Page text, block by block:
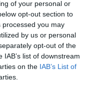
of your personal or
opt-out section to
you may
by us or personal
opt-out of the
list of downstream
on the IAB’s List of